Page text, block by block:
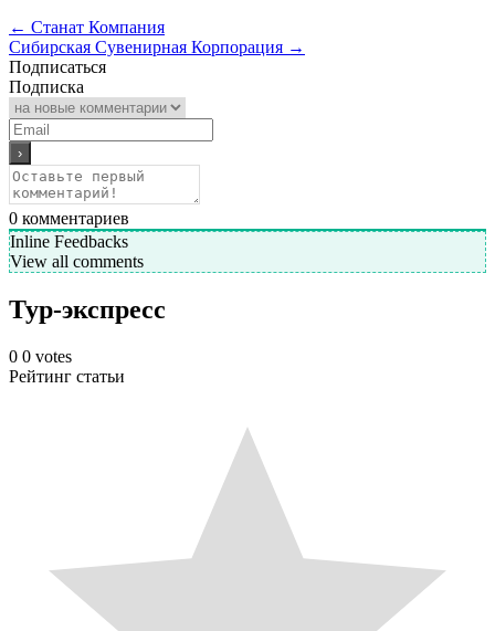
← Станат Компания
Сибирская Сувенирная Корпорация →
Подписаться
Подписка
0 комментариев
Inline Feedbacks
View all comments
Тур-экспресс
0 0 votes
Рейтинг статьи